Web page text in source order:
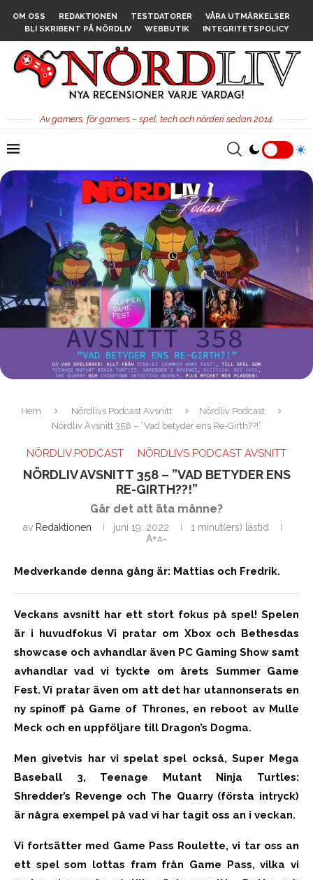
OM OSS REDAKTIONEN TESTDATORER
VÅRA UTMÄRKELSER
BLI SKRIBENT PÅ NÖRDLIV
WEBBUTIK INTEGRITETSPOLICY
Av gamers, för gamers – spel, tech och nörderi sedan 2014.
Hem Nördlivs Podcast Avsnitt
Nördliv Podcast
Nördliv Avsnitt 358 – ”Vad betyder ens Re-Girth??!”
NÖRDLIV PODCAST NÖRDLIVS PODCAST AVSNITT
NÖRDLIV AVSNITT 358 – ”VAD BETYDER ENS
RE-GIRTH??!”
Går det att äta månne?
av Redaktionen juni 19, 2022
1 minut(ers) lästid
A+A-
Medverkande denna gång är: Mattias och Fredrik.
Veckans avsnitt har ett stort fokus på spel! Spelen
är i huvudfokus Vi pratar om Xbox och Bethesdas
showcase och avhandlar även PC Gaming Show samt
avhandlar vad vi tyckte om årets Summer Game
Fest. Vi pratar även om att det har utannonserats en
ny spinoff på Game of Thrones, en reboot av Mulle
Meck och en uppföljare till Dragon’s Dogma.
Men givetvis har vi spelat spel också, Super Mega
Baseball 3, Teenage Mutant Ninja Turtles:
Shredder’s Revenge och The Quarry (första intryck)
är några exempel på vad vi har tagit oss an i veckan.
Vi fortsätter med Game Pass Roulette, vi tar oss an
ett spel som lottas fram från Game Pass, vilka vi